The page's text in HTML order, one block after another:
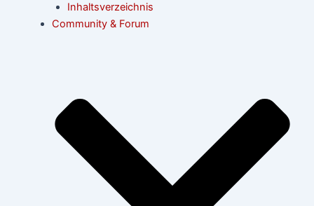
Inhaltsverzeichnis
Community & Forum